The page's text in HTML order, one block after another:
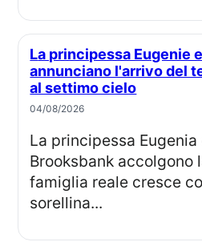
La principessa Eugenie e Jack Brooksbank
annunciano l'arrivo del
al settimo cielo
04/08/2026
La principessa Eugenia e Jack
Brooksbank accolgono
famiglia reale cresce
sorellina...